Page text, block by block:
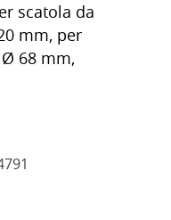
scatola da
mm, per
68 mm,